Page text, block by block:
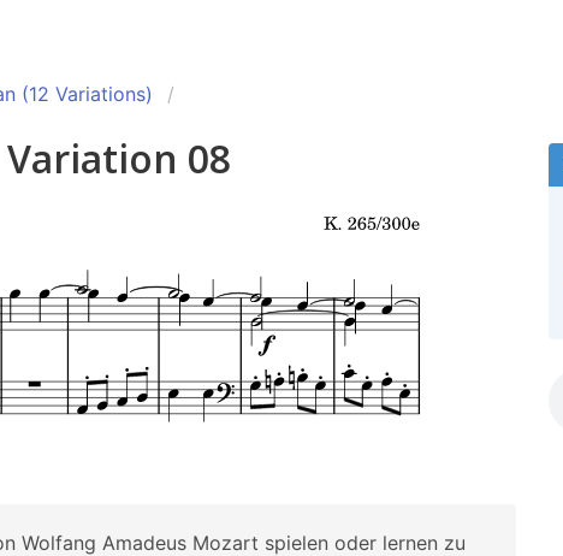
(12 Variations)
Variation 08
Wolfang Amadeus Mozart spielen oder lernen zu